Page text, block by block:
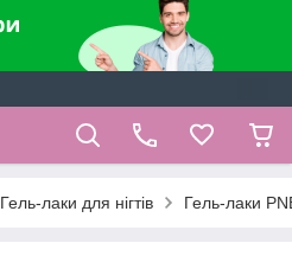
Гель-лаки для нігтів Гель-лаки